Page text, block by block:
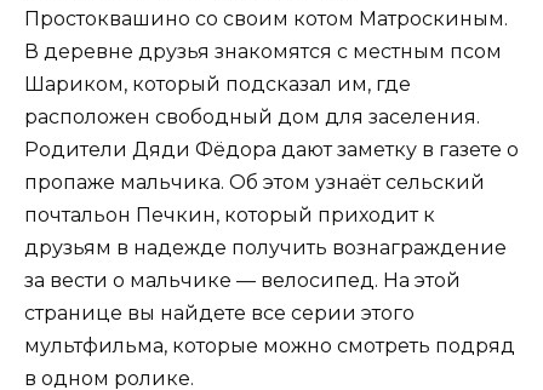
Простоквашино со своим котом Матроскиным.
В деревне друзья знакомятся с местным псом
Шариком, который подсказал им, где
расположен свободный дом для заселения.
Родители Дяди Фёдора дают заметку в газете о
пропаже мальчика. Об этом узнаёт сельский
почтальон Печкин, который приходит к
друзьям в надежде получить вознаграждение
за вести о мальчике — велосипед. На этой
странице вы найдете все серии этого
мультфильма, которые можно смотреть подряд
в одном ролике.